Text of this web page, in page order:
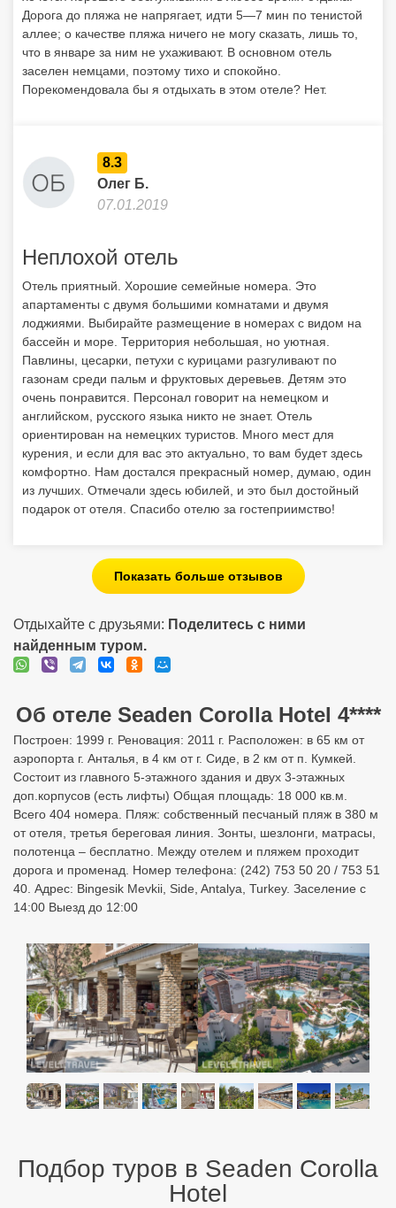
Дорога до пляжа не напрягает, идти 5—7 мин по тенистой
аллее; о качестве пляжа ничего не могу сказать, лишь то,
что в январе за ним не ухаживают. В основном отель
заселен немцами, поэтому тихо и спокойно.
Порекомендовала бы я отдыхать в этом отеле? Нет.
8.3
Олег Б.
07.01.2019
Неплохой отель
Отель приятный. Хорошие семейные номера. Это
апартаменты с двумя большими комнатами и двумя
лоджиями. Выбирайте размещение в номерах с видом на
бассейн и море. Территория небольшая, но уютная.
Павлины, цесарки, петухи с курицами разгуливают по
газонам среди пальм и фруктовых деревьев. Детям это
очень понравится. Персонал говорит на немецком и
английском, русского языка никто не знает. Отель
ориентирован на немецких туристов. Много мест для
курения, и если для вас это актуально, то вам будет здесь
комфортно. Нам достался прекрасный номер, думаю, один
из лучших. Отмечали здесь юбилей, и это был достойный
подарок от отеля. Спасибо отелю за гостеприимство!
Показать больше отзывов
Отдыхайте с друзьями: Поделитесь с ними
найденным туром.
Об отеле Seaden Corolla Hotel 4****
Построен: 1999 г. Реновация: 2011 г. Расположен: в 65 км от
аэропорта г. Анталья, в 4 км от г. Сиде, в 2 км от п. Кумкей.
Состоит из главного 5-этажного здания и двух 3-этажных
доп.корпусов (есть лифты) Общая площадь: 18 000 кв.м.
Всего 404 номера. Пляж: собственный песчаный пляж в 380 м
от отеля, третья береговая линия. Зонты, шезлонги, матрасы,
полотенца – бесплатно. Между отелем и пляжем проходит
дорога и променад. Номер телефона: (242) 753 50 20 / 753 51
40. Адрес: Bingesik Mevkii, Side, Antalya, Turkey. Заселение с
14:00 Выезд до 12:00
Подбор туров в Seaden Corolla
Hotel